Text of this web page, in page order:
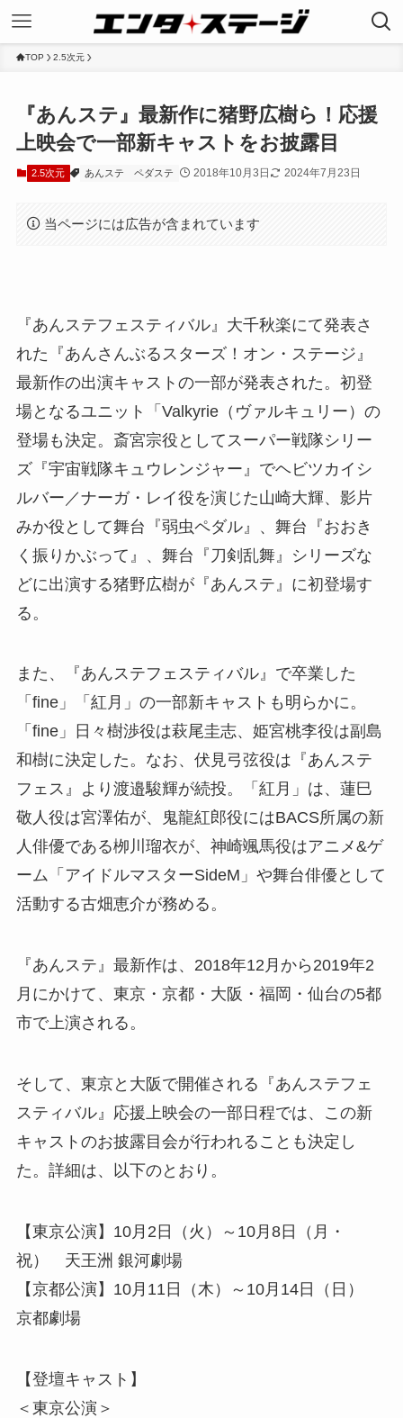
TOP 2.5次元
『あんステ』最新作に猪野広樹ら！応援
上映会で一部新キャストをお披露目
2.5次元 あんステ ペダステ 2018年10月3日 2024年7月23日
当ページには広告が含まれています
『あんステフェスティバル』大千秋楽にて発表さ
れた『あんさんぶるスターズ！オン・ステージ』
最新作の出演キャストの一部が発表された。初登
場となるユニット「Valkyrie（ヴァルキュリー）の
登場も決定。斎宮宗役としてスーパー戦隊シリー
ズ『宇宙戦隊キュウレンジャー』でヘビツカイシ
ルバー／ナーガ・レイ役を演じた山崎大輝、影片
みか役として舞台『弱虫ペダル』、舞台『おおき
く振りかぶって』、舞台『刀剣乱舞』シリーズな
どに出演する猪野広樹が『あんステ』に初登場す
る。
また、『あんステフェスティバル』で卒業した
「fine」「紅月」の一部新キャストも明らかに。
「fine」日々樹渉役は萩尾圭志、姫宮桃李役は副島
和樹に決定した。なお、伏見弓弦役は『あんステ
フェス』より渡邉駿輝が続投。「紅月」は、蓮巳
敬人役は宮澤佑が、鬼龍紅郎役にはBACS所属の新
人俳優である栁川瑠衣が、神崎颯馬役はアニメ&ゲ
ーム「アイドルマスターSideM」や舞台俳優として
活動する古畑恵介が務める。
『あんステ』最新作は、2018年12月から2019年2
月にかけて、東京・京都・大阪・福岡・仙台の5都
市で上演される。
そして、東京と大阪で開催される『あんステフェ
スティバル』応援上映会の一部日程では、この新
キャストのお披露目会が行われることも決定し
た。詳細は、以下のとおり。
【東京公演】10月2日（火）～10月8日（月・
祝） 天王洲 銀河劇場
【京都公演】10月11日（木）～10月14日（日）
京都劇場
【登壇キャスト】
＜東京公演＞